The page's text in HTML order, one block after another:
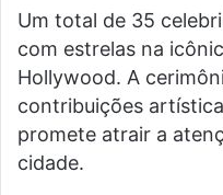
Um total de 35
com estrelas na
Hollywood. A
contribuições
promete atrair a
cidade.